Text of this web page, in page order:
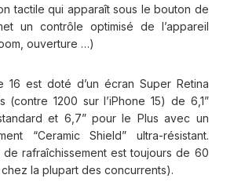
tactile qui apparaît sous le bouton de
un contrôle optimisé de l’appareil
ouverture …)
16 est doté d’un écran Super Retina
(contre 1200 sur l’iPhone 15) de 6,1”
et 6,7” pour le Plus avec un
“Ceramic Shield” ultra-résistant.
rafraîchissement est toujours de 60
la plupart des concurrents).